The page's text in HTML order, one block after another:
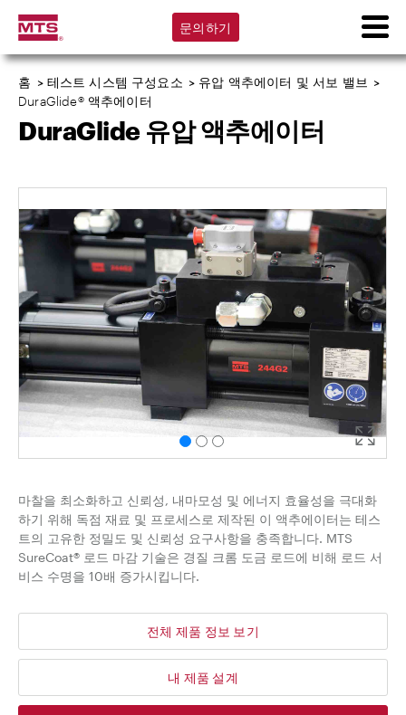
문의하기
홈 > 테스트 시스템 구성요소 > 유압 액추에이터 및 서보 밸브 >
DuraGlide® 액추에이터
DuraGlide 유압 액추에이터
마찰을 최소화하고 신뢰성, 내마모성 및 에너지 효율성을 극대화
하기 위해 독점 재료 및 프로세스로 제작된 이 액추에이터는 테스
트의 고유한 정밀도 및 신뢰성 요구사항을 충족합니다. MTS
SureCoat® 로드 마감 기술은 경질 크롬 도금 로드에 비해 로드 서
비스 수명을 10배 증가시킵니다.
전체 제품 정보 보기
내 제품 설계